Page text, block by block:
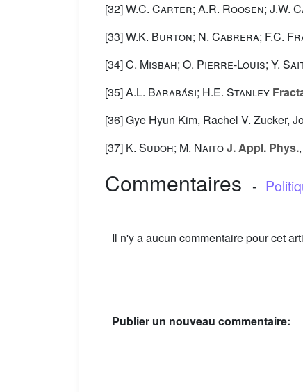
[32]W.C. Carter; A.R. Roosen; J.W.
[33]W.K. Burton; N. Cabrera; F.C.
[34]C. Misbah; O. Pierre-Louis; Y.
[35]A.L. Barabási; H.E. Stanley
[36] Gye Hyun Kim, Rachel V. Zucker,
[37] K. Sudoh; M. NaitoJ. Appl. Phys.
Commentaires -
Il n'y a aucun commentaire pour cet
Publier un nouveau commentaire: